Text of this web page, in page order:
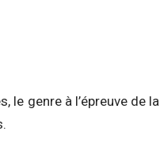
le genre à l’épreuve de la